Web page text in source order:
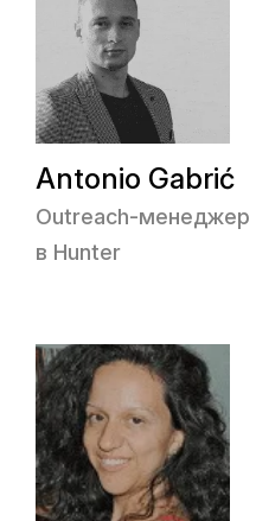
Antonio Gabrić
Outreach-менеджер
в Hunter